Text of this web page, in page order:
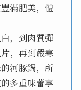
滿肥美，體
，到肉質彈
，再到嚴寒
河豚鍋，所
多重味蕾享